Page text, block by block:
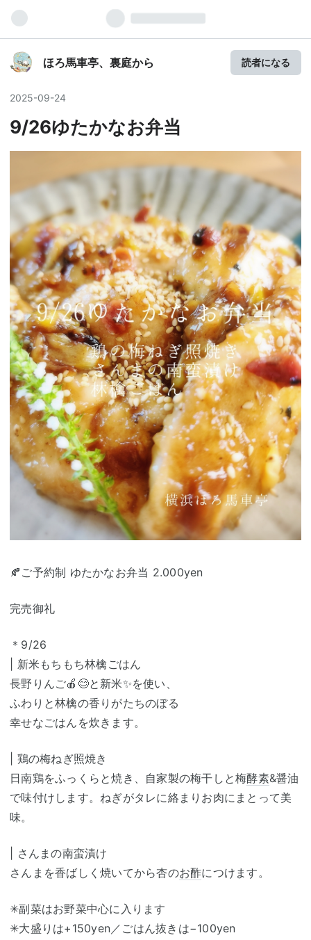
ほろ馬車亭、裏庭から 読者になる
2025-09-24
9/26ゆたかなお弁当
🍂ご予約制 ゆたかなお弁当 2.000yen
完売御礼
＊9/26
| 新米もちもち林檎ごはん
長野りんご🍎😊と新米✨️を使い、
ふわりと林檎の香りがたちのぼる
幸せなごはんを炊きます。
| 鶏の梅ねぎ照焼き
日南鶏をふっくらと焼き、自家製の梅干しと梅酵素&醤油
で味付けします。ねぎがタレに絡まりお肉にまとって美
味。
| さんまの南蛮漬け
さんまを香ばしく焼いてから杏のお酢につけます。
✳副菜はお野菜中心に入ります
✳大盛りは+150yen／ごはん抜きは−100yen